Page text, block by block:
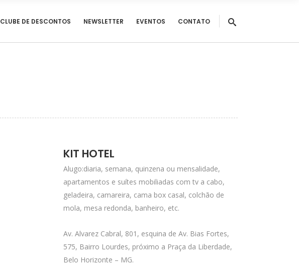
CLUBE DE DESCONTOS NEWSLETTER EVENTOS CONTATO
KIT HOTEL
Alugo:diaria, semana, quinzena ou mensalidade,
apartamentos e suítes mobiliadas com tv a cabo,
geladeira, camareira, cama box casal, colchão de
mola, mesa redonda, banheiro, etc.
Av. Alvarez Cabral, 801, esquina de Av. Bias Fortes,
575, Bairro Lourdes, próximo a Praça da Liberdade,
Belo Horizonte – MG.